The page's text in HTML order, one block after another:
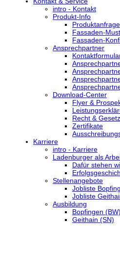
intro - Kontakt
Produkt-Info
Produktanfrage
Fassaden-
Fassaden-
Ansprechpartner
Download-Center
Flyer &
Recht & Gesetz
Zertifikate
Karriere
intro - Karriere
Ladenburger als
Dafür stehen
Stellenangebote
Jobliste
Jobliste
Ausbildung
Bopfingen (BW)
Geithain (SN)